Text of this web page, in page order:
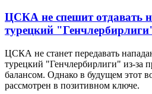
ЦСКА не спешит отдавать
турецкий
ЦСКА не станет передавать
турецкий "Генчлербирлиги" из-за
балансом. Однако в будущем этот
рассмотрен в позитивном ключе.